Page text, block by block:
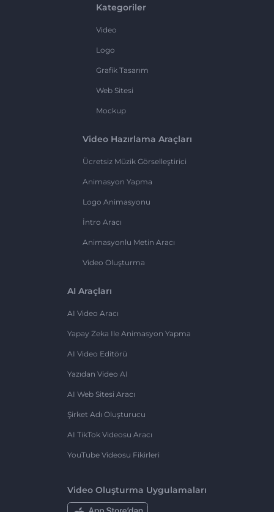
Kategoriler
Video
Logo
Grafik Tasarım
Web Sitesi
Mockup
Video Hazırlama Araçları
Ücretsiz Müzik Görselleştirici
Animasyon Yapma
Logo Animasyonu
İntro Aracı
Animasyonlu Metin Aracı
Video Oluşturma
AI Araçları
AI Video Aracı
Yapay Zeka Ile Animasyon Yapma
AI Video Editörü
Yazıdan Video AI
AI Web Sitesi Aracı
Şirket Adı Oluşturucu
AI TikTok Videosu Aracı
YouTube Videosu Fikirleri
Video Oluşturma Uygulamaları